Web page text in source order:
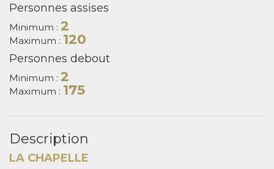
Personnes assises
Minimum : 2
Maximum : 120
Personnes debout
Minimum : 2
Maximum : 175
Description
LA CHAPELLE